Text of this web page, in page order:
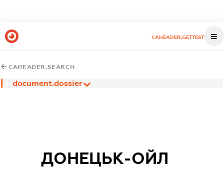
CAHEADER.GETTEST
CAHEADER.SEARCH
document.dossier
ДОНЕЦЬК-ОЙЛ